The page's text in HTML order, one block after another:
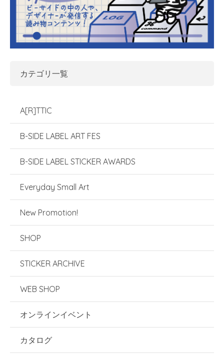
カテゴリ一覧
A[R]TTIC
B-SIDE LABEL ART FES
B-SIDE LABEL STICKER AWARDS
Everyday Small Art
New Promotion!
SHOP
STICKER ARCHIVE
WEB SHOP
オンラインイベント
カタログ